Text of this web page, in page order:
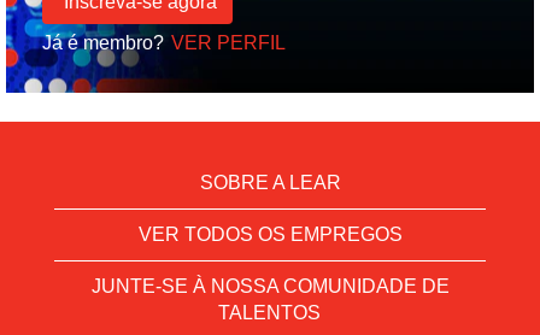
Já é membro? VER PERFIL
SOBRE A LEAR
VER TODOS OS EMPREGOS
JUNTE-SE À NOSSA COMUNIDADE DE
TALENTOS